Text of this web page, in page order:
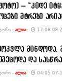
– “კიდე
მტრები
- ᲐᲚᲘᲐ 17:08 08-
მინდოდა,
და
- ᲐᲚᲘᲐ 04:05 07-